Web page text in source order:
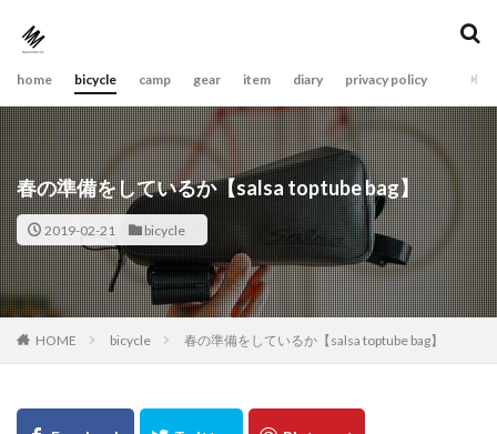
home bicycle camp gear item diary privacy policy
春の準備をしているか【salsa toptube bag】
2019-02-21 bicycle
HOME bicycle 春の準備をしているか【salsa toptube bag】